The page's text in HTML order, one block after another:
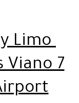
Limo
Viano 7